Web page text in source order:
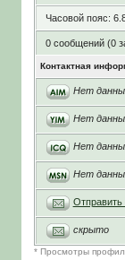
Часовой пояс:
0 сообщений (0
Контактная
Нет
Нет
Нет
Нет
скрыто
* Просмотры